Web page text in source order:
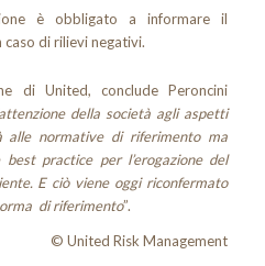
è obbligato a informare il
di rilievi negativi.
di United, conclude Peroncini
della società agli aspetti
alle normative di riferimento ma
practice per l’erogazione del
E ciò viene oggi riconfermato
di riferimento”.
© United Risk Management